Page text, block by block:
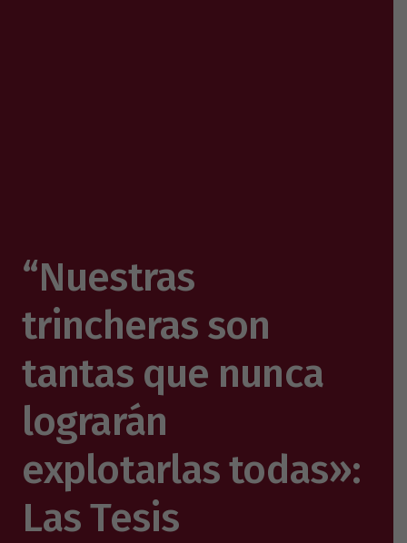
“Nuestras
trincheras son
tantas que nunca
lograrán
explotarlas todas»:
Las Tesis